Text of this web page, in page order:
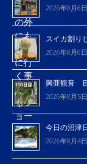
2026年8月6日
スイカ割り
2026年8月6日
興亜観音
2026年8月5日
今日の沼津
2026年8月4日